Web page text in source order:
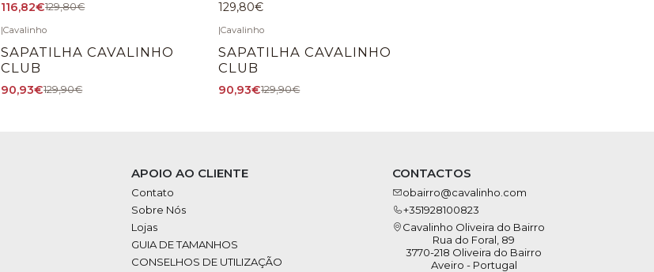
116,82€129,80€ 129,80€
|Cavalinho
SAPATILHA CAVALINHO
CLUB
90,93€129,90€
|Cavalinho
SAPATILHA CAVALINHO
CLUB
90,93€129,90€
APOIO AO CLIENTE
Contato
Sobre Nós
Lojas
GUIA DE TAMANHOS
CONSELHOS DE UTILIZAÇÃO
CONTACTOS
obairro@cavalinho.com
+351928100823
Cavalinho Oliveira do Bairro
Rua do Foral, 89
3770-218 Oliveira do Bairro
Aveiro - Portugal